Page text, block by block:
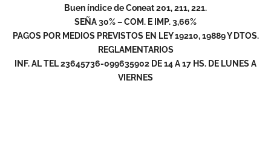
Buen índice de Coneat 201, 211, 221.
SEÑA 30% – COM. E IMP. 3,66%
PAGOS POR MEDIOS PREVISTOS EN LEY 19210, 19889 Y DTOS.
REGLAMENTARIOS
INF. AL TEL 23645736-099635902 DE 14 A 17 HS. DE LUNES A
VIERNES